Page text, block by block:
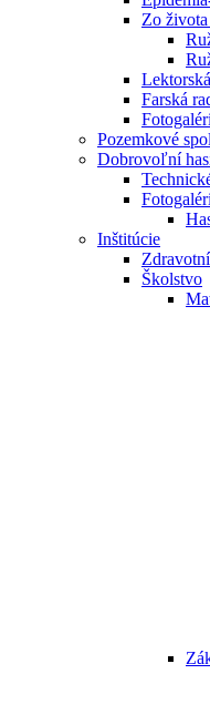
Zo
Farská
Pozemkové
Dobrovoľní
Inštitúcie
Školstvo